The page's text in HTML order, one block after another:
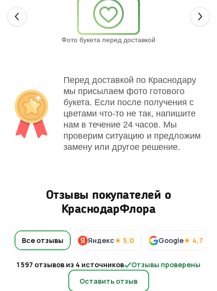
Фото букета перед доставкой
Перед доставкой по Краснодару
мы присылаем фото готового
букета. Если после получения с
цветами что-то не так, напишите
нам в течение 24 часов. Мы
проверим ситуацию и предложим
замену или другое решение.
Отзывы покупателей о
КраснодарФлора
Все отзывы Яндекс★ 5,0 Google★ 4,7
1 597 отзывов из 4 источников
Отзывы проверены
Оставить отзыв